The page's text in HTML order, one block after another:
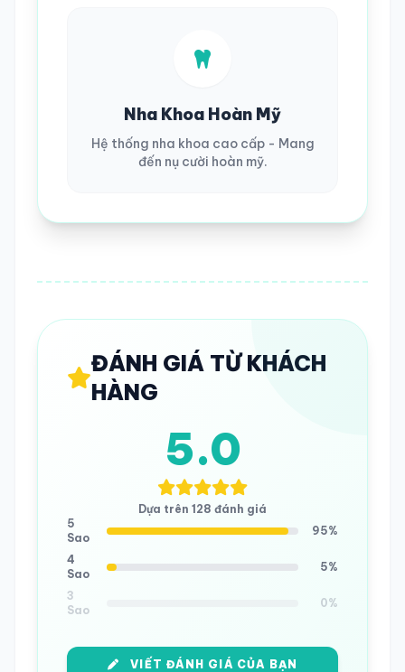
Nha Khoa Hoàn Mỹ
Hệ thống nha khoa cao cấp - Mang
đến nụ cười hoàn mỹ.
ĐÁNH GIÁ TỪ KHÁCH
HÀNG
5.0
Dựa trên 128 đánh giá
5
Sao
95%
4
Sao
5%
3
Sao
0%
VIẾT ĐÁNH GIÁ CỦA BẠN